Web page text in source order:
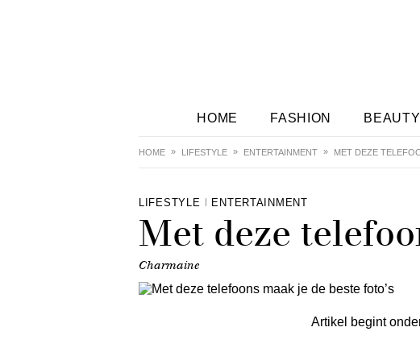
HOME FASHION BEAUTY
HOME LIFESTYLE ENTERTAINMENT MET DEZE
LIFESTYLE ENTERTAINMENT
Met deze
Charmaine
Artikel begint